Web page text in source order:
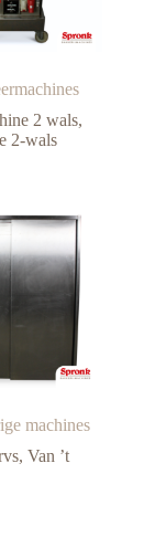
2 wals,
2-wals
machines
Van ’t